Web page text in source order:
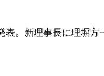
。新理事長に理塀方